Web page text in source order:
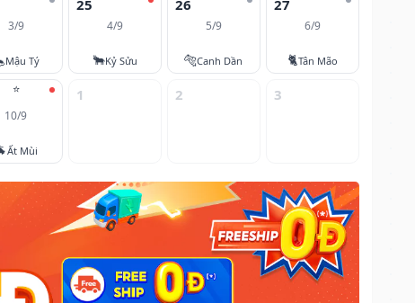
3/9
Mậu Tý
25
4/9
🐂Kỷ Sửu
26
5/9
🐅Canh Dần
27
6/9
🐈Tân Mão
⭐
10/9
Ất Mùi
1 2 3